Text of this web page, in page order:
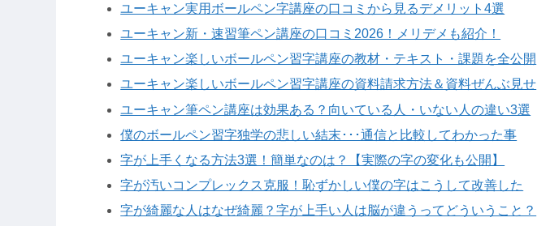
ユーキャン実用ボールペン字講座の口コミから見るデメリット4選
ユーキャン新・速習筆ペン講座の口コミ2026！メリデメも紹介！
ユーキャン楽しいボールペン習字講座の教材・テキスト・課題を全公開
ユーキャン楽しいボールペン習字講座の資料請求方法＆資料ぜんぶ見せ
ユーキャン筆ペン講座は効果ある？向いている人・いない人の違い3選
僕のボールペン習字独学の悲しい結末･･･通信と比較してわかった事
字が上手くなる方法3選！簡単なのは？【実際の字の変化も公開】
字が汚いコンプレックス克服！恥ずかしい僕の字はこうして改善した
字が綺麗な人はなぜ綺麗？字が上手い人は脳が違うってどういうこと？